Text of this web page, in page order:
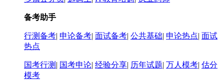
备考助手
行测备考| 申论备考| 面试备考| 公共基础| 申论热点| 面试
热点
国考行测 | 国考申论| 经验分享| 历年试题| 万人模考| 估分
模考